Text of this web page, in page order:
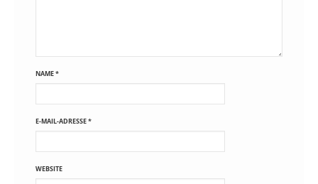
NAME*
E-MAIL-ADRESSE*
WEBSITE